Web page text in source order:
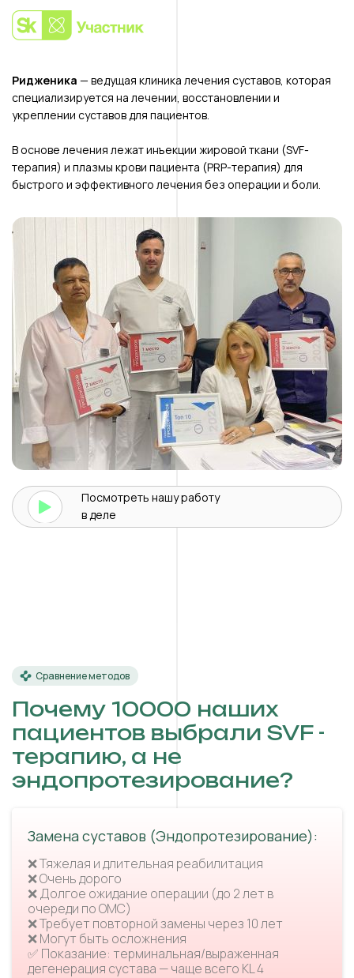
Ридженика — ведущая клиника лечения суставов, которая
специализируется на лечении, восстановлении и
укреплении суставов для пациентов.
В основе лечения лежат инъекции жировой ткани (SVF-
терапия) и плазмы крови пациента (PRP-терапия) для
быстрого и эффективного лечения без операции и боли.
Посмотреть нашуработу
в деле
Сравнение методов
Почему 10000 наших
пациентов выбрали SVF -
терапию, а не
эндопротезирование?
Замена суставов (Эндопротезирование):
❌ Тяжелая и длительная реабилитация
❌ Очень дорого
❌ Долгое ожидание операции (до 2 лет в
очереди по ОМС)
❌ Требует повторной замены через 10 лет
❌ Могут быть осложнения
✅ Показание: терминальная/выраженная
дегенерация сустава — чаще всего KL 4